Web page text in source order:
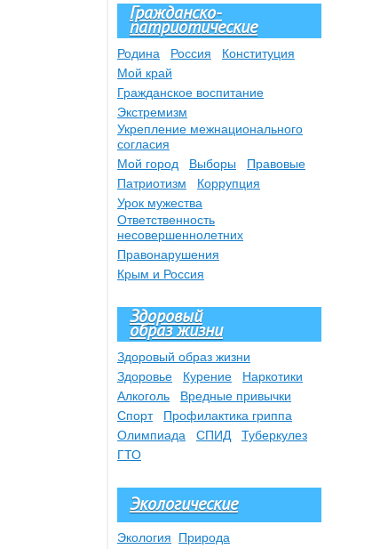
Гражданско-
патриотические
Родина Россия
Конституция
Мой край
Гражданское воспитание
Экстремизм
Укрепление межнационального
согласия
Мой город
Выборы
Правовые
Патриотизм
Коррупция
Урок мужества
Ответственность
несовершеннолетних
Правонарушения
Крым и Россия
Здоровый
образ жизни
Здоровый образ жизни
Здоровье
Курение
Наркотики
Алкоголь
Вредные привычки
Спорт
Профилактика гриппа
Олимпиада
СПИД
Туберкулез
ГТО
Экологические
Экология
Природа